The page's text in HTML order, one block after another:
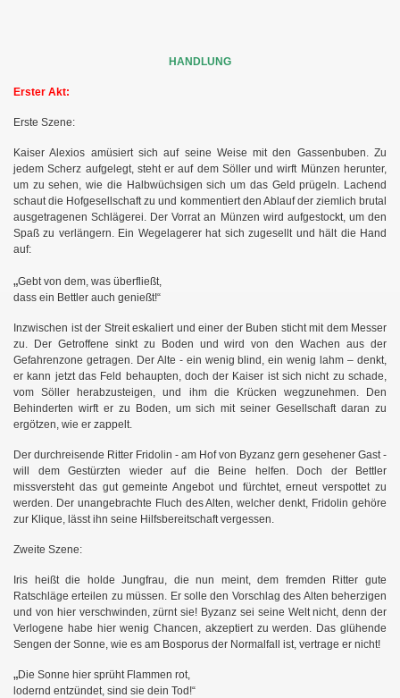
HANDLUNG
Erster Akt:
Erste Szene:
Kaiser Alexios amüsiert sich auf seine Weise mit den Gassenbuben. Zu
jedem Scherz aufgelegt, steht er auf dem Söller und wirft Münzen herunter,
um zu sehen, wie die Halbwüchsigen sich um das Geld prügeln. Lachend
schaut die Hofgesellschaft zu und kommentiert den Ablauf der ziemlich brutal
ausgetragenen Schlägerei. Der Vorrat an Münzen wird aufgestockt, um den
Spaß zu verlängern. Ein Wegelagerer hat sich zugesellt und hält die Hand
auf:
„Gebt von dem, was überfließt,
dass ein Bettler auch genießt!“
Inzwischen ist der Streit eskaliert und einer der Buben sticht mit dem Messer
zu. Der Getroffene sinkt zu Boden und wird von den Wachen aus der
Gefahrenzone getragen. Der Alte - ein wenig blind, ein wenig lahm – denkt,
er kann jetzt das Feld behaupten, doch der Kaiser ist sich nicht zu schade,
vom Söller herabzusteigen, und ihm die Krücken wegzunehmen. Den
Behinderten wirft er zu Boden, um sich mit seiner Gesellschaft daran zu
ergötzen, wie er zappelt.
Der durchreisende Ritter Fridolin - am Hof von Byzanz gern gesehener Gast -
will dem Gestürzten wieder auf die Beine helfen. Doch der Bettler
missversteht das gut gemeinte Angebot und fürchtet, erneut verspottet zu
werden. Der unangebrachte Fluch des Alten, welcher denkt, Fridolin gehöre
zur Klique, lässt ihn seine Hilfsbereitschaft vergessen.
Zweite Szene:
Iris heißt die holde Jungfrau, die nun meint, dem fremden Ritter gute
Ratschläge erteilen zu müssen. Er solle den Vorschlag des Alten beherzigen
und von hier verschwinden, zürnt sie! Byzanz sei seine Welt nicht, denn der
Verlogene habe hier wenig Chancen, akzeptiert zu werden. Das glühende
Sengen der Sonne, wie es am Bosporus der Normalfall ist, vertrage er nicht!
„Die Sonne hier sprüht Flammen rot,
lodernd entzündet, sind sie dein Tod!“